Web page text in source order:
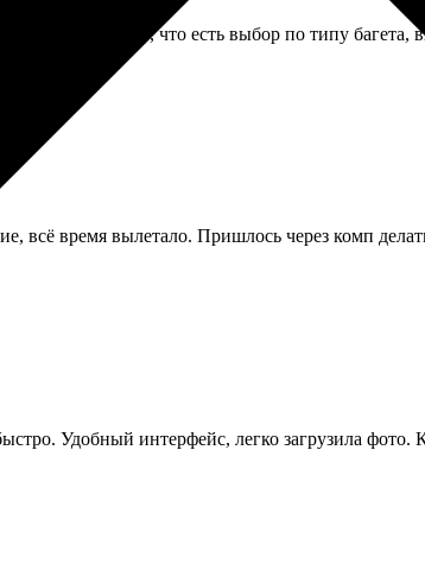
Порадовало, что есть выбор по типу багета,
всё время вылетало. Пришлось через комп
Удобный интерфейс, легко загрузила